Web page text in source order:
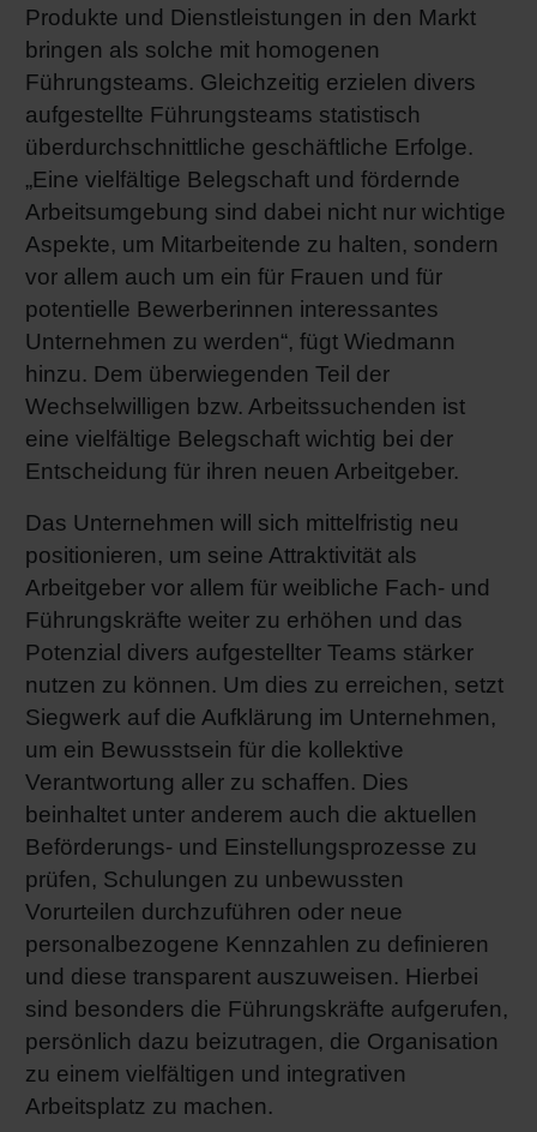
Produkte und Dienstleistungen in den Markt
bringen als solche mit homogenen
Führungsteams. Gleichzeitig erzielen divers
aufgestellte Führungsteams statistisch
überdurchschnittliche geschäftliche Erfolge.
„Eine vielfältige Belegschaft und fördernde
Arbeitsumgebung sind dabei nicht nur wichtige
Aspekte, um Mitarbeitende zu halten, sondern
vor allem auch um ein für Frauen und für
potentielle Bewerberinnen interessantes
Unternehmen zu werden“, fügt Wiedmann
hinzu. Dem überwiegenden Teil der
Wechselwilligen bzw. Arbeitssuchenden ist
eine vielfältige Belegschaft wichtig bei der
Entscheidung für ihren neuen Arbeitgeber.
Das Unternehmen will sich mittelfristig neu
positionieren, um seine Attraktivität als
Arbeitgeber vor allem für weibliche Fach- und
Führungskräfte weiter zu erhöhen und das
Potenzial divers aufgestellter Teams stärker
nutzen zu können. Um dies zu erreichen, setzt
Siegwerk auf die Aufklärung im Unternehmen,
um ein Bewusstsein für die kollektive
Verantwortung aller zu schaffen. Dies
beinhaltet unter anderem auch die aktuellen
Beförderungs- und Einstellungsprozesse zu
prüfen, Schulungen zu unbewussten
Vorurteilen durchzuführen oder neue
personalbezogene Kennzahlen zu definieren
und diese transparent auszuweisen. Hierbei
sind besonders die Führungskräfte aufgerufen,
persönlich dazu beizutragen, die Organisation
zu einem vielfältigen und integrativen
Arbeitsplatz zu machen.